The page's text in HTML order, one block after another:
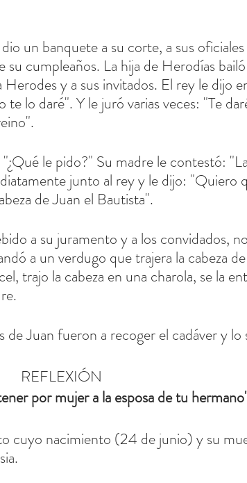
un banquete a su corte, a sus
cumpleaños. La hija de Herodías
y a sus invitados. El rey le dijo
lo daré". Y le juró varias veces: "Te
le pido?" Su madre le contestó:
junto al rey y le dijo: "Quiero
de Juan el Bautista".
a su juramento y a los convidados,
a un verdugo que trajera la cabeza
trajo la cabeza en una charola, se la
de Juan fueron a recoger el cadáver y lo
REFLEXIÓN
por mujer a la esposa de tu
cuyo nacimiento (24 de junio) y su